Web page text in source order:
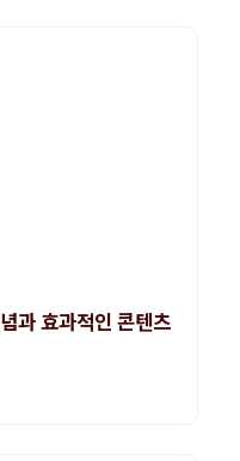
과 효과적인 콘텐츠